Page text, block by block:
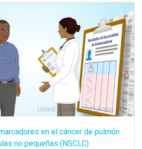
en el cáncer de pulmón
no pequeñas (NSCLC)